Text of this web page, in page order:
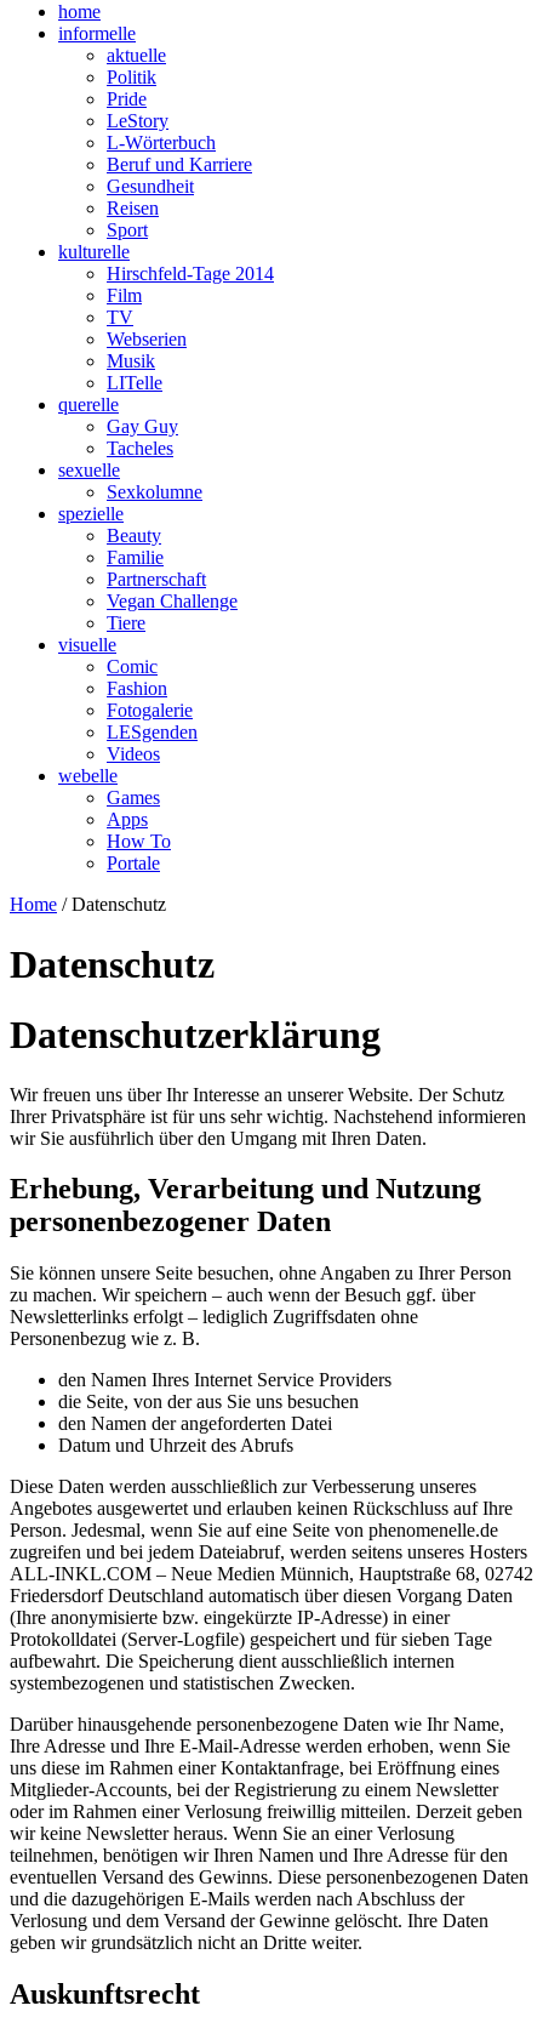
home
informelle
aktuelle
Politik
Pride
LeStory
L-Wörterbuch
Beruf und Karriere
Gesundheit
Reisen
Sport
kulturelle
Hirschfeld-Tage 2014
Film
TV
Webserien
Musik
LITelle
querelle
Gay Guy
Tacheles
sexuelle
Sexkolumne
spezielle
Beauty
Familie
Partnerschaft
Vegan Challenge
Tiere
visuelle
Comic
Fashion
Fotogalerie
LESgenden
Videos
webelle
Games
Apps
How To
Portale
Home /Datenschutz
Datenschutz
Datenschutzerklärung
Wir freuen uns über Ihr Interesse an unserer Website. Der Schutz
Ihrer Privatsphäre ist für uns sehr wichtig. Nachstehend informieren
wir Sie ausführlich über den Umgang mit Ihren Daten.
Erhebung, Verarbeitung und Nutzung
personenbezogener Daten
Sie können unsere Seite besuchen, ohne Angaben zu Ihrer Person
zu machen. Wir speichern – auch wenn der Besuch ggf. über
Newsletterlinks erfolgt – lediglich Zugriffsdaten ohne
Personenbezug wie z. B.
den Namen Ihres Internet Service Providers
die Seite, von der aus Sie uns besuchen
den Namen der angeforderten Datei
Datum und Uhrzeit des Abrufs
Diese Daten werden ausschließlich zur Verbesserung unseres
Angebotes ausgewertet und erlauben keinen Rückschluss auf Ihre
Person. Jedesmal, wenn Sie auf eine Seite von phenomenelle.de
zugreifen und bei jedem Dateiabruf, werden seitens unseres Hosters
ALL-INKL.COM – Neue Medien Münnich, Hauptstraße 68, 02742
Friedersdorf Deutschland automatisch über diesen Vorgang Daten
(Ihre anonymisierte bzw. eingekürzte IP-Adresse) in einer
Protokolldatei (Server-Logfile) gespeichert und für sieben Tage
aufbewahrt. Die Speicherung dient ausschließlich internen
systembezogenen und statistischen Zwecken.
Darüber hinausgehende personenbezogene Daten wie Ihr Name,
Ihre Adresse und Ihre E-Mail-Adresse werden erhoben, wenn Sie
uns diese im Rahmen einer Kontaktanfrage, bei Eröffnung eines
Mitglieder-Accounts, bei der Registrierung zu einem Newsletter
oder im Rahmen einer Verlosung freiwillig mitteilen. Derzeit geben
wir keine Newsletter heraus. Wenn Sie an einer Verlosung
teilnehmen, benötigen wir Ihren Namen und Ihre Adresse für den
eventuellen Versand des Gewinns. Diese personenbezogenen Daten
und die dazugehörigen E-Mails werden nach Abschluss der
Verlosung und dem Versand der Gewinne gelöscht. Ihre Daten
geben wir grundsätzlich nicht an Dritte weiter.
Auskunftsrecht